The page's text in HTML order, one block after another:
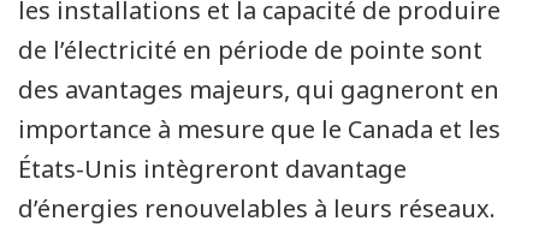
les installations et la capacité de produire
de l’électricité en période de pointe sont
des avantages majeurs, qui gagneront en
importance à mesure que le Canada et les
États-Unis intègreront davantage
d’énergies renouvelables à leurs réseaux.